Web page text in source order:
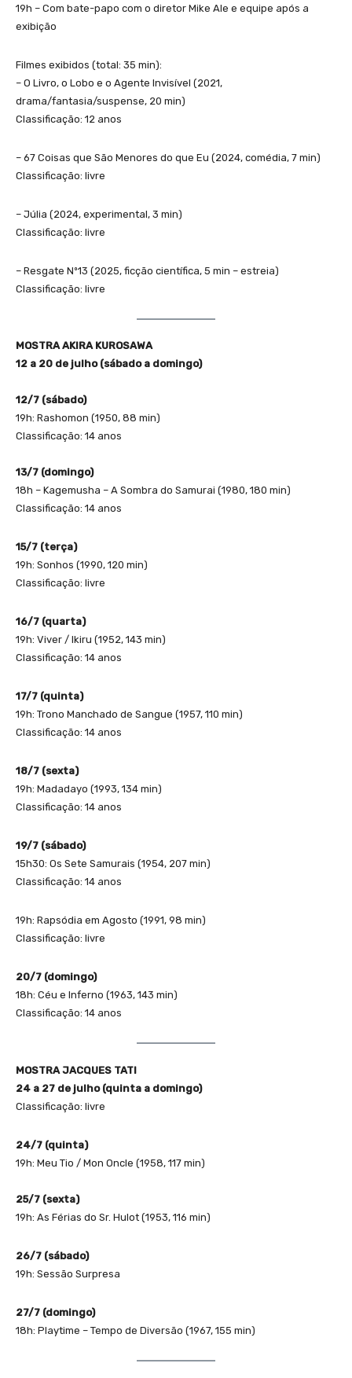
19h – Com bate-papo com o diretor Mike Ale e equipe após a
exibição
Filmes exibidos (total: 35 min):
– O Livro, o Lobo e o Agente Invisível (2021,
drama/fantasia/suspense, 20 min)
Classificação: 12 anos
– 67 Coisas que São Menores do que Eu (2024, comédia, 7 min)
Classificação: livre
– Júlia (2024, experimental, 3 min)
Classificação: livre
– Resgate Nº13 (2025, ficção científica, 5 min – estreia)
Classificação: livre
MOSTRA AKIRA KUROSAWA
12 a 20 de julho (sábado a domingo)
12/7 (sábado)
19h: Rashomon (1950, 88 min)
Classificação: 14 anos
13/7 (domingo)
18h – Kagemusha – A Sombra do Samurai (1980, 180 min)
Classificação: 14 anos
15/7 (terça)
19h: Sonhos (1990, 120 min)
Classificação: livre
16/7 (quarta)
19h: Viver / Ikiru (1952, 143 min)
Classificação: 14 anos
17/7 (quinta)
19h: Trono Manchado de Sangue (1957, 110 min)
Classificação: 14 anos
18/7 (sexta)
19h: Madadayo (1993, 134 min)
Classificação: 14 anos
19/7 (sábado)
15h30: Os Sete Samurais (1954, 207 min)
Classificação: 14 anos
19h: Rapsódia em Agosto (1991, 98 min)
Classificação: livre
20/7 (domingo)
18h: Céu e Inferno (1963, 143 min)
Classificação: 14 anos
MOSTRA JACQUES TATI
24 a 27 de julho (quinta a domingo)
Classificação: livre
24/7 (quinta)
19h: Meu Tio / Mon Oncle (1958, 117 min)
25/7 (sexta)
19h: As Férias do Sr. Hulot (1953, 116 min)
26/7 (sábado)
19h: Sessão Surpresa
27/7 (domingo)
18h: Playtime – Tempo de Diversão (1967, 155 min)